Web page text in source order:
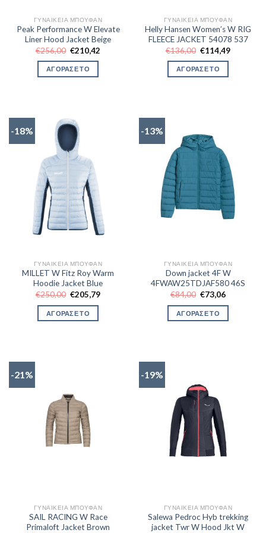
ΓΥΝΑΙΚΕΊΑ ΜΠΟΥΦΆΝ
Peak Performance W Elevate
Liner Hood Jacket Beige
€256,00 Original
was:
€256,00.
€210,42
ΑΓΟΡΑΣΕ ΤΟ
ΓΥΝΑΙΚΕΊΑ ΜΠΟΥΦΆΝ
Helly Hansen Women’s W RIG
FLEECE JACKET 54078 537
€136,00 Original
was:
€136,00.
€114,49Η
ΑΓΟΡΑΣΕ ΤΟ
-18%
ΓΥΝΑΙΚΕΊΑ ΜΠΟΥΦΆΝ
MILLET W Fitz Roy Warm
Hoodie Jacket Blue
€250,00 Original
was:
€250,00.
€205,79Η
ΑΓΟΡΑΣΕ ΤΟ
-13%
ΓΥΝΑΙΚΕΊΑ ΜΠΟΥΦΆΝ
Down jacket 4F W
4FWAW25TDJAF580 46S
€84,00 Original
price
was:
€84,00.
€73,06Η
τιμή
ΑΓΟΡΑΣΕ ΤΟ
-21%
ΓΥΝΑΙΚΕΊΑ ΜΠΟΥΦΆΝ
SAIL RACING W Race
Primaloft Jacket Brown
-19%
ΓΥΝΑΙΚΕΊΑ ΜΠΟΥΦΆΝ
Salewa Pedroc Hyb trekking
jacket Twr W Hood Jkt W